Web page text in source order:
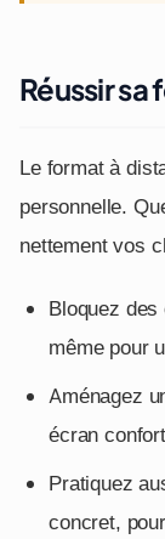
Réussir
Le format à
personnelle.
nettement vos
Bloquez
même pour
Aménagez
écran
Pratiquez
concret,